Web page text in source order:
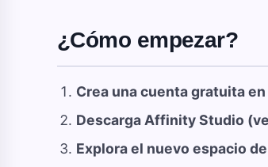
¿Cómo empezar?
Crea una cuenta gratuita en
Descarga Affinity Studio
Explora el nuevo espacio